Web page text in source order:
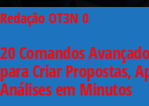
Redação OT3N 0
20 Comandos
para Criar Propostas,
Análises em Minutos